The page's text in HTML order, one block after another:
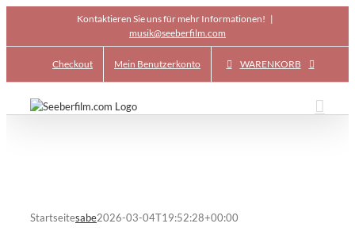
content
Kontaktieren Sie uns für mehr Informationen! |
musik@seeberfilm.com
Checkout Mein Benutzerkonto WARENKORB
Startseitesabe2026-03-04T19:52:28+00:00